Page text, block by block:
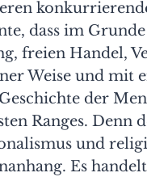
dass im
freien Handel,
Weise und mit
der
Ranges. Denn
und
Es